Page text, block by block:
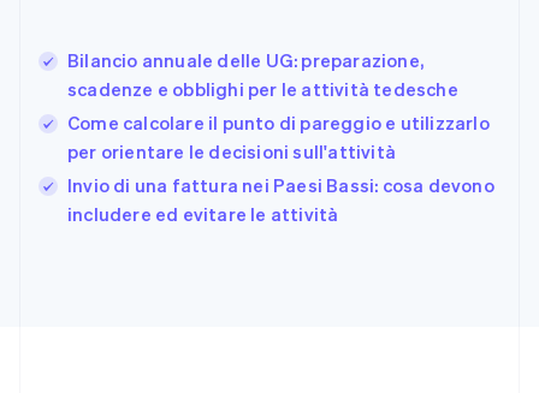
Bilancio annuale delle UG: preparazione,
scadenze e obblighi per le attività tedesche
Come calcolare il punto di pareggio e utilizzarlo
per orientare le decisioni sull'attività
Invio di una fattura nei Paesi Bassi: cosa devono
includere ed evitare le attività
Giappone
日本語English
English
Grecia
English
India